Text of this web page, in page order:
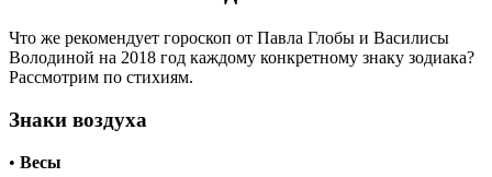
Что же рекомендует гороскоп от Павла Глобы и Василисы
Володиной на 2018 год каждому конкретному знаку зодиака?
Рассмотрим по стихиям.
Знаки воздуха
• Весы